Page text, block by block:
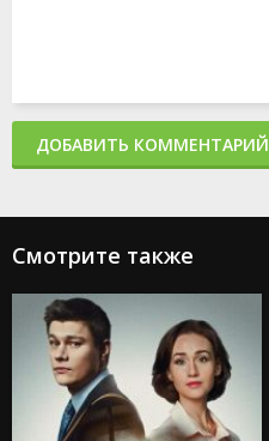
ДОБАВИТЬ КОММЕНТАРИЙ
Смотрите также